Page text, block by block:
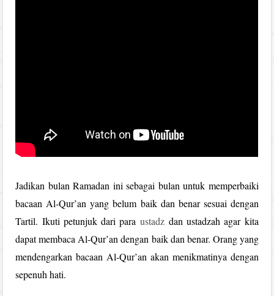
Jadikan bulan Ramadan ini sebagai bulan untuk memperbaiki
bacaan Al-Qur’an yang belum baik dan benar sesuai dengan
Tartil. Ikuti petunjuk dari paraustadz dan ustadzah agar kita
dapat membaca Al-Qur’an dengan baik dan benar. Orang yang
mendengarkan bacaan Al-Qur’an akan menikmatinya dengan
sepenuh hati.